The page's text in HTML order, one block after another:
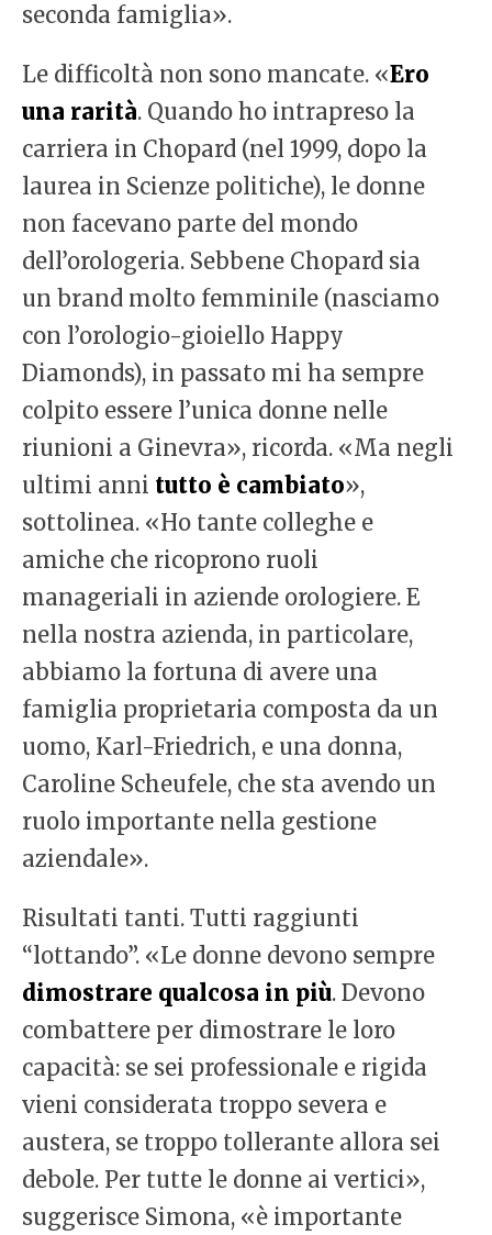
seconda famiglia».
Le difficoltà non sono mancate. «Ero
una rarità. Quando ho intrapreso la
carriera in Chopard (nel 1999, dopo la
laurea in Scienze politiche), le donne
non facevano parte del mondo
dell’orologeria. Sebbene Chopard sia
un brand molto femminile (nasciamo
con l’orologio-gioiello Happy
Diamonds), in passato mi ha sempre
colpito essere l’unica donne nelle
riunioni a Ginevra», ricorda. «Ma negli
ultimi anni tutto è cambiato»,
sottolinea. «Ho tante colleghe e
amiche che ricoprono ruoli
manageriali in aziende orologiere. E
nella nostra azienda, in particolare,
abbiamo la fortuna di avere una
famiglia proprietaria composta da un
uomo, Karl-Friedrich, e una donna,
Caroline Scheufele, che sta avendo un
ruolo importante nella gestione
aziendale».
Risultati tanti. Tutti raggiunti
“lottando”. «Le donne devono sempre
dimostrare qualcosa in più. Devono
combattere per dimostrare le loro
capacità: se sei professionale e rigida
vieni considerata troppo severa e
austera, se troppo tollerante allora sei
debole. Per tutte le donne ai vertici»,
suggerisce Simona, «è importante